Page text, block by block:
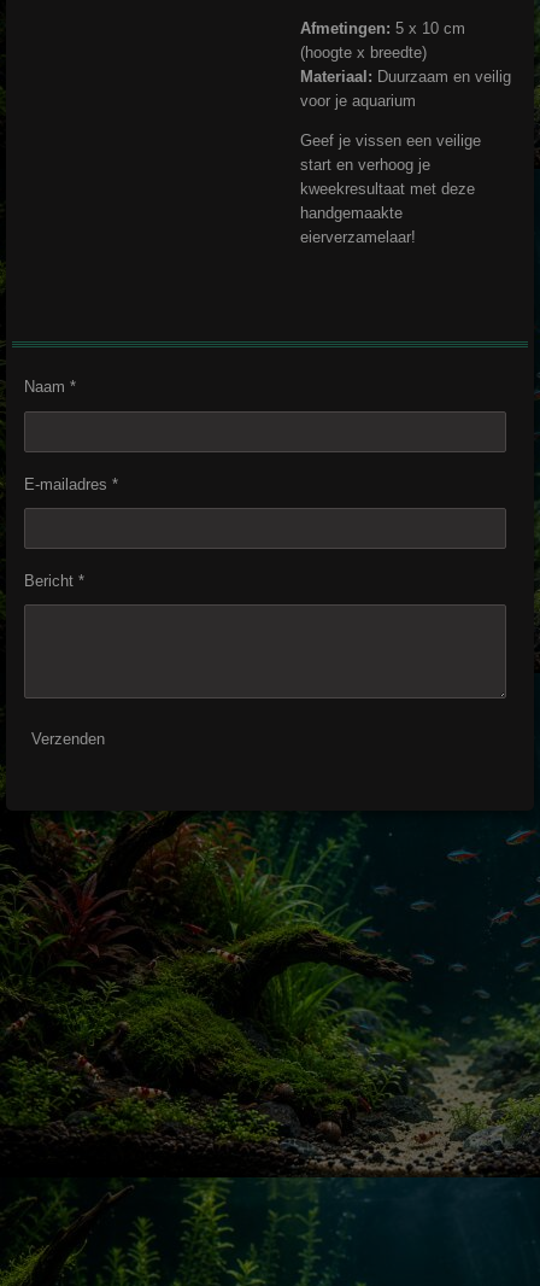
Afmetingen: 5 x 10 cm
(hoogte x breedte)
Materiaal: Duurzaam en veilig
voor je aquarium
Geef je vissen een veilige
start en verhoog je
kweekresultaat met deze
handgemaakte
eierverzamelaar!
Naam *
E-mailadres *
Bericht *
Verzenden